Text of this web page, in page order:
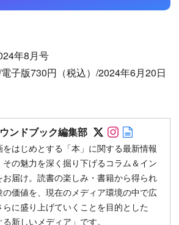
年8月号
子版730円（税込）/2024年6月20日
ンドブック編集部 Follow on
Follow on
をはじめとする「本」に関する最新情報
その魅力を深く掘り下げるコラム＆イン
お届け。読書の楽しみ・書籍から得られ
の価値を、現在のメディア環境の中で広
らに盛り上げていくことを目的とした
る新しいメディア」です。